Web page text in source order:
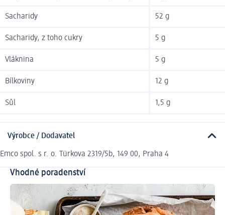
Sacharidy 52 g
Sacharidy, z toho cukry 5 g
Vláknina 5 g
Bílkoviny 12 g
Sůl 1,5 g
Výrobce / Dodavatel
Emco spol. s r. o. Türkova 2319/5b, 149 00, Praha 4
Vhodné poradenství